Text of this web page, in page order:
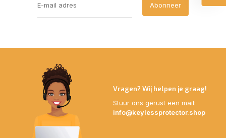
Abonneer
Vragen? Wij helpen je graag!
Stuur ons gerust een mail:
info@keylessprotector.shop